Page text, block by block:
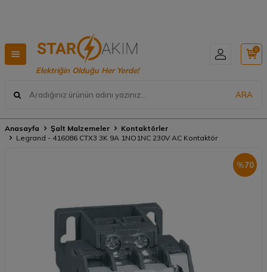
Elektriğin Olduğu Her Yerde!
ARA
0
Anasayfa Şalt Malzemeler
Kontaktörler
Legrand - 416086 CTX3 3K 9A 1NO1NC 230V AC Kontaktör
%70